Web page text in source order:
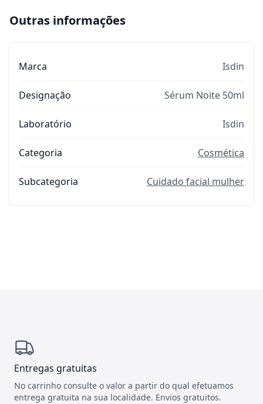
Outras informações
Marca Isdin
Designação Sérum Noite 50ml
Laboratório Isdin
Categoria Cosmética
Subcategoria Cuidado facial mulher
Entregas gratuitas
No carrinho consulte o valor a partir do qual efetuamos
entrega gratuita na sua localidade. Envios gratuitos.